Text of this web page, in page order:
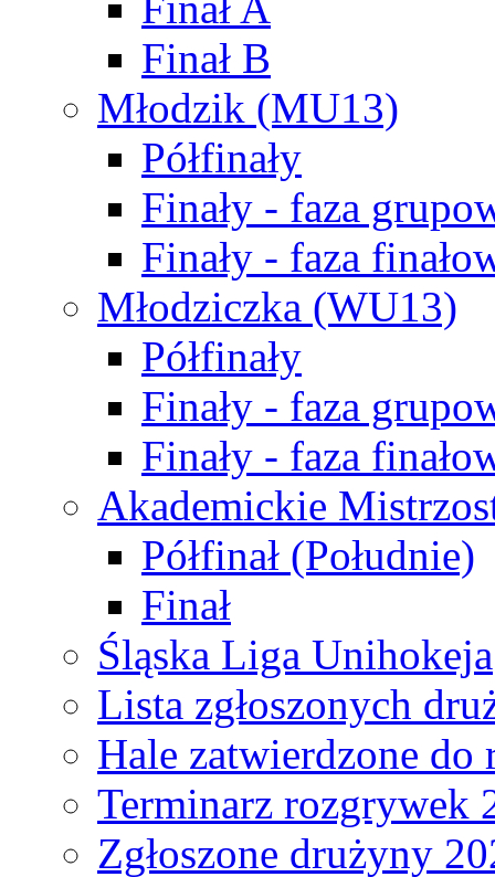
Finał B
Młodzik (MU13)
Półfinały
Finały - faza
Finały - faza
Młodziczka (WU13)
Półfinały
Finały - faza
Finały - faza
Akademickie
Półfinał (Południe)
Finał
Śląska Liga Unihokeja
Lista zgłoszonych
Hale zatwierdzone do
Terminarz rozgrywek
Zgłoszone drużyny